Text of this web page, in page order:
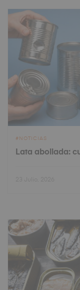
NOTICIAS
Lata abollada: